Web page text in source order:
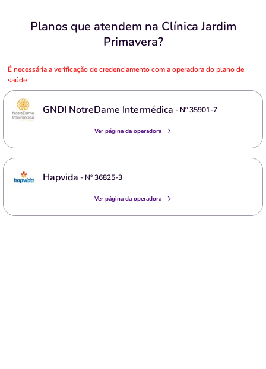
Planos que atendem na Clínica Jardim
Primavera?
É necessária a verificação de credenciamento com a operadora do plano de
saúde
GNDI NotreDame Intermédica - Nº35901-7
Ver página da operadora
Hapvida - Nº36825-3
Ver página da operadora